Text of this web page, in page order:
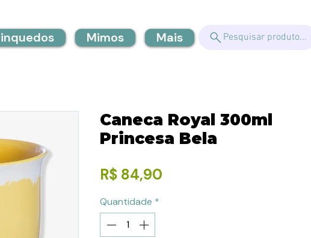
Mimos Mais Pesquisar produto...
Caneca Royal 300ml
Princesa Bela
R$ 84,90
Quantidade *